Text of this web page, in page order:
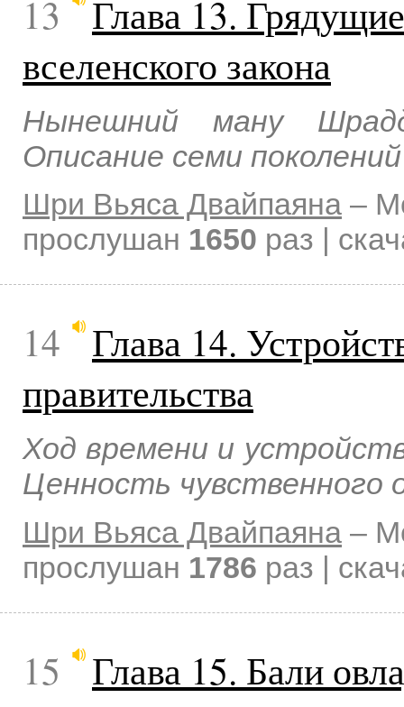
13
Глава 13.
вселенского закона
Нынешний ману
Описание семи
Шри Вьяса Двайпаяна –
прослушан 1650 раз |
14
Глава 14.
правительства
Ход времени и
Ценность чувственного
Шри Вьяса Двайпаяна –
прослушан 1786 раз |
15 Глава 15. Бали